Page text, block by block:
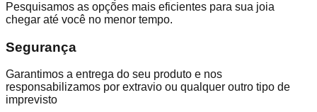
Pesquisamos as opções mais eficientes para sua joia
chegar até você no menor tempo.
Segurança
Garantimos a entrega do seu produto e nos
responsabilizamos por extravio ou qualquer outro tipo de
imprevisto